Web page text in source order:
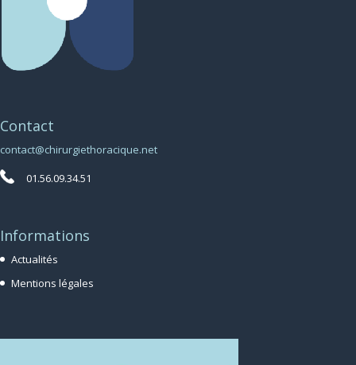
Contact
contact@chirurgiethoracique.net
01.56.09.34.51
Informations
Actualités
Mentions légales